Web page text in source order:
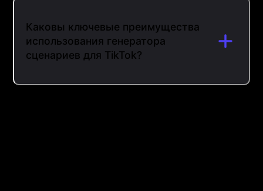
Каковы ключевые преимущества
использования генератора
сценариев для TikTok?